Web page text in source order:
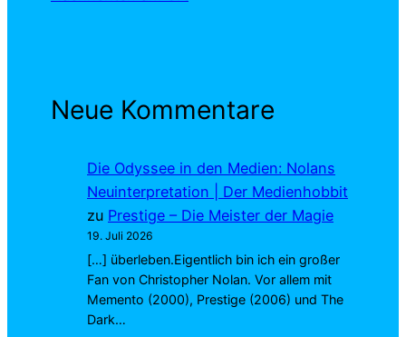
Neue Kommentare
Die Odyssee in den Medien: Nolans
Neuinterpretation | Der Medienhobbit
zu Prestige – Die Meister der Magie
19. Juli 2026
[…] überleben.Eigentlich bin ich ein großer
Fan von Christopher Nolan. Vor allem mit
Memento (2000), Prestige (2006) und The
Dark…